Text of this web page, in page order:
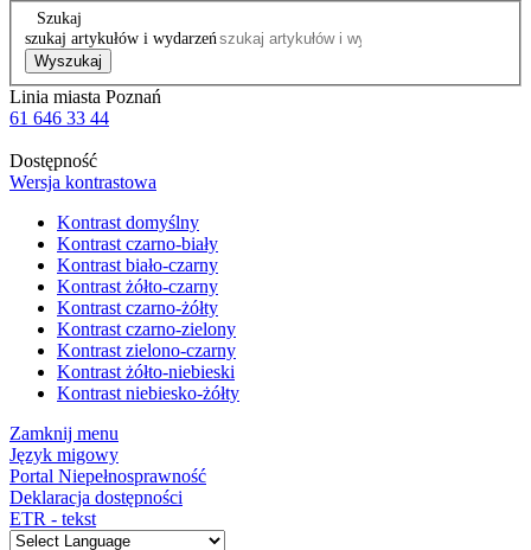
Szukaj
szukaj artykułów i wydarzeń
Wyszukaj
Linia miasta Poznań
61 646 33 44
Dostępność
Wersja kontrastowa
Kontrast domyślny
Kontrast czarno-biały
Kontrast biało-czarny
Kontrast żółto-czarny
Kontrast czarno-żółty
Kontrast czarno-zielony
Kontrast zielono-czarny
Kontrast żółto-niebieski
Kontrast niebiesko-żółty
Zamknij menu
Język migowy
Portal Niepełnosprawność
Deklaracja dostępności
ETR - tekst